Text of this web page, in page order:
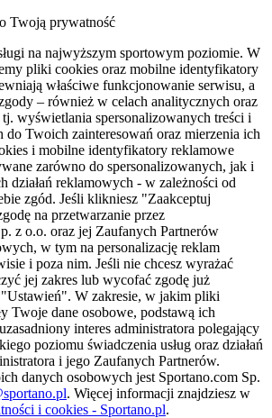
Twoją prywatność
na najwyższym sportowym poziomie. W
pliki cookies oraz mobilne identyfikatory
właściwe funkcjonowanie serwisu, a
– również w celach analitycznych oraz
wyświetlania spersonalizowanych treści i
do Twoich zainteresowań oraz mierzenia ich
i mobilne identyfikatory reklamowe
zarówno do spersonalizowanych, jak i
działań reklamowych - w zależności od
zgód. Jeśli klikniesz "Zaakceptuj
na przetwarzanie przez
z o.o. oraz jej Zaufanych Partnerów
w tym na personalizację reklam
i poza nim. Jeśli nie chcesz wyrażać
jej zakres lub wycofać zgodę już
W zakresie, w jakim pliki
Twoje dane osobowe, podstawą ich
interes administratora polegający
poziomu świadczenia usług oraz działań
i jego Zaufanych Partnerów.
danych osobowych jest Sportano.com Sp.
. Więcej informacji znajdziesz w
i cookies - Sportano.pl.